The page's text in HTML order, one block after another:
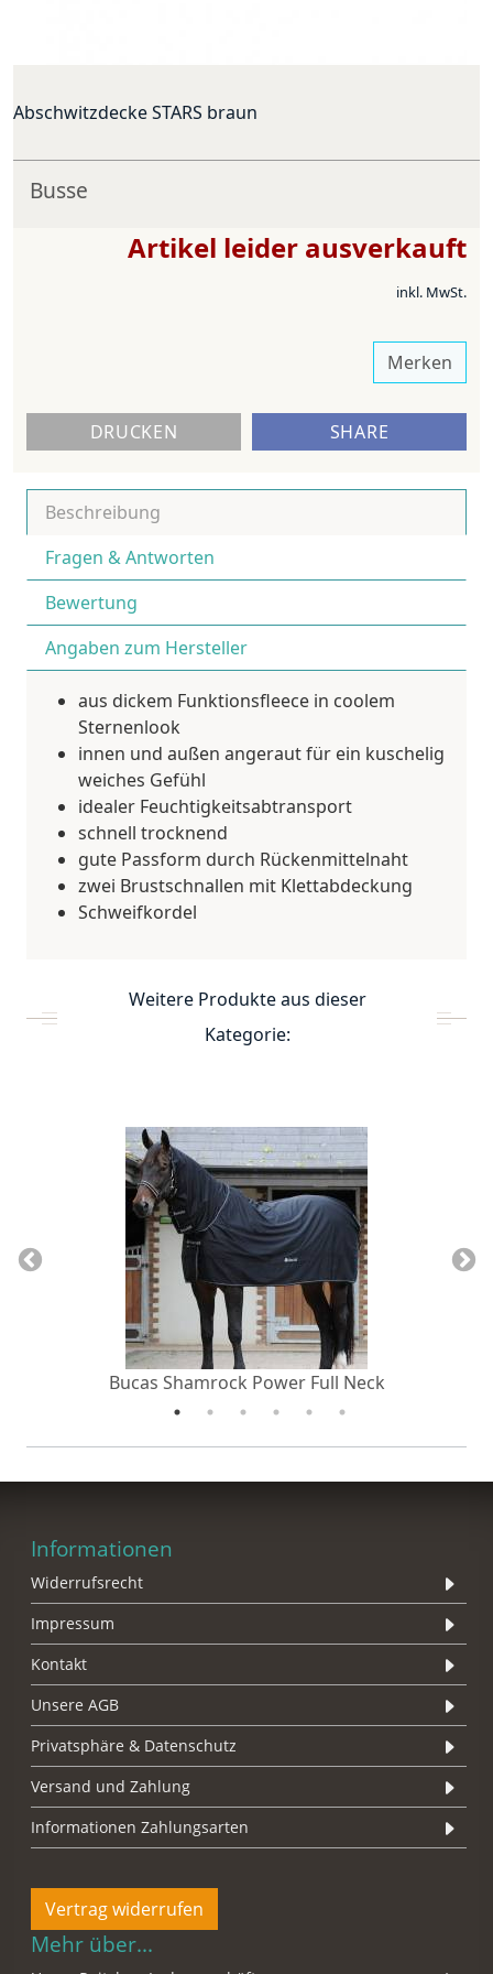
Abschwitzdecke STARS braun
Busse
Artikel leider ausverkauft
inkl. MwSt.
Merken
DRUCKEN SHARE
Beschreibung
Fragen & Antworten
Bewertung
Angaben zum Hersteller
aus dickem Funktionsfleece in coolem
Sternenlook
innen und außen angeraut für ein kuschelig
weiches Gefühl
idealer Feuchtigkeitsabtransport
schnell trocknend
gute Passform durch Rückenmittelnaht
zwei Brustschnallen mit Klettabdeckung
Schweifkordel
Weitere Produkte aus dieser
Kategorie:
Bucas Shamrock Power Full Neck
Informationen
Widerrufsrecht
Impressum
Kontakt
Unsere AGB
Privatsphäre & Datenschutz
Versand und Zahlung
Informationen Zahlungsarten
Vertrag widerrufen
Mehr über...